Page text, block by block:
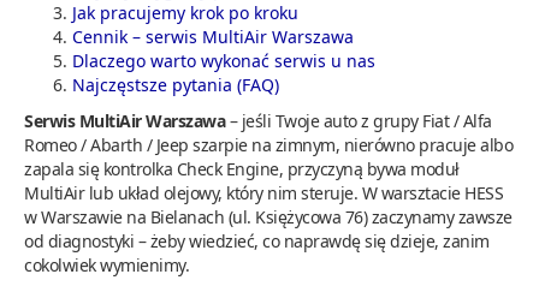
Jak pracujemy krok po kroku
Cennik – serwis MultiAir Warszawa
Dlaczego warto wykonać serwis u nas
Najczęstsze pytania (FAQ)
Serwis MultiAir Warszawa– jeśli Twoje auto z grupy Fiat / Alfa
Romeo / Abarth / Jeep szarpie na zimnym, nierówno pracuje albo
zapala się kontrolka Check Engine, przyczyną bywa moduł
MultiAir lub układ olejowy, który nim steruje. W warsztacie HESS
w Warszawie na Bielanach (ul. Księżycowa 76) zaczynamy zawsze
od diagnostyki – żeby wiedzieć, co naprawdę się dzieje, zanim
cokolwiek wymienimy.